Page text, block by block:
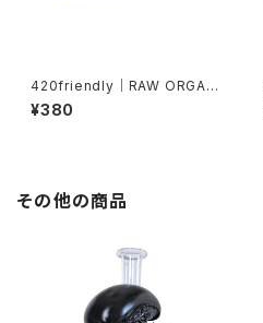
420friendly｜RAW ORGANI
C HEMP BLACK（オーガニック
ヘンプ） 1¼サイズ ローリングペ
¥380
その他の商品